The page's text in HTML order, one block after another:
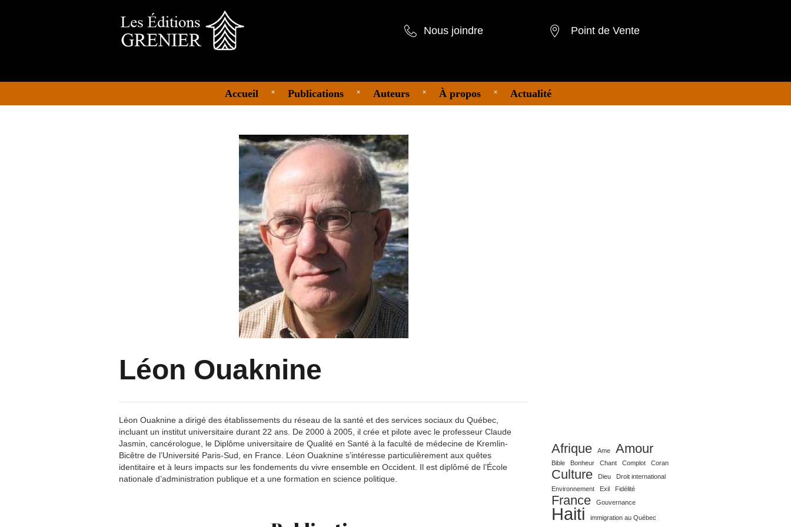
Nous joindre Point de Vente
Accueil Publications Auteurs À propos Actualité
Léon Ouaknine
Léon Ouaknine a dirigé des établissements du réseau de la santé et des services sociaux du Québec,
incluant un institut universitaire durant 22 ans. De 2000 à 2005, il crée et pilote avec le professeur Claude
Jasmin, cancérologue, le Diplôme universitaire de Qualité en Santé à la faculté de médecine de Kremlin-
Bicêtre de l’Université Paris-Sud, en France. Léon Ouaknine s’intéresse particulièrement aux quêtes
identitaire et à leurs impacts sur les fondements du vivre ensemble en Occident. Il est diplômé de l’École
nationale d’administration publique et a une formation en science politique.
Afrique Ame Amour
Bible Bonheur Chant Complot Coran
Culture Dieu
Droit international
Environnement
Exil Fidélité
France Gouvernance
Haiti
immigration au Québec